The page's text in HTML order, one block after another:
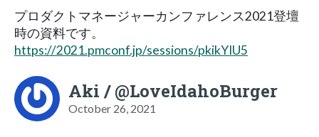
プロダクトマネージャーカンファレンス2021登壇
時の資料です。
https://2021.pmconf.jp/sessions/pkikYIU5
Aki / @LoveIdahoBurger
October 26, 2021